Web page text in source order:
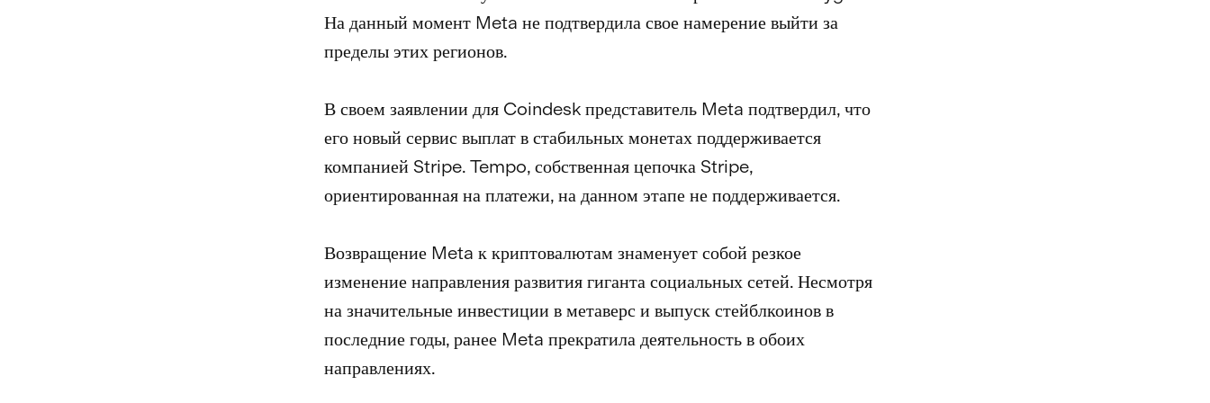
На данный момент Meta не подтвердила свое намерение выйти за
пределы этих регионов.
В своем заявлении для Coindesk представитель Meta подтвердил, что
его новый сервис выплат в стабильных монетах поддерживается
компанией Stripe. Tempo, собственная цепочка Stripe,
ориентированная на платежи, на данном этапе не поддерживается.
Возвращение Meta к криптовалютам знаменует собой резкое
изменение направления развития гиганта социальных сетей. Несмотря
на значительные инвестиции в метаверс и выпуск стейблкоинов в
последние годы, ранее Meta прекратила деятельность в обоих
направлениях.